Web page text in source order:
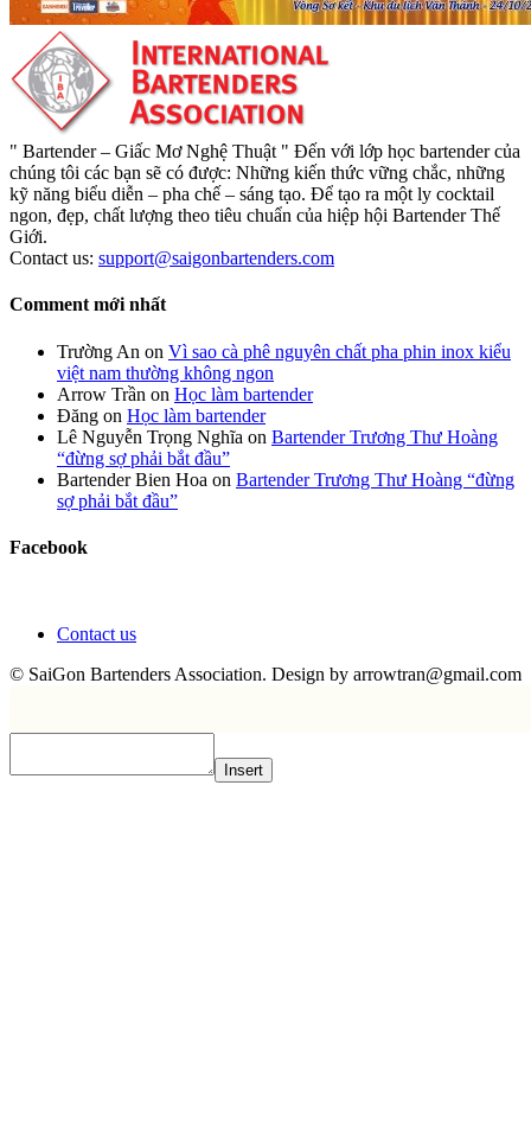
" Bartender – Giấc Mơ Nghệ Thuật " Đến với lớp học bartender của
chúng tôi các bạn sẽ có được: Những kiến thức vững chắc, những
kỹ năng biểu diễn – pha chế – sáng tạo. Để tạo ra một ly cocktail
ngon, đẹp, chất lượng theo tiêu chuẩn của hiệp hội Bartender Thế
Giới.
Contact us: support@saigonbartenders.com
Comment mới nhất
Trường An on Vì sao cà phê nguyên chất pha phin inox kiểu
việt nam thường không ngon
Arrow Trần on Học làm bartender
Đăng on Học làm bartender
Lê Nguyễn Trọng Nghĩa on Bartender Trương Thư Hoàng
“đừng sợ phải bắt đầu”
Bartender Bien Hoa on Bartender Trương Thư Hoàng “đừng
sợ phải bắt đầu”
Facebook
Contact us
© SaiGon Bartenders Association. Design by arrowtran@gmail.com
Insert